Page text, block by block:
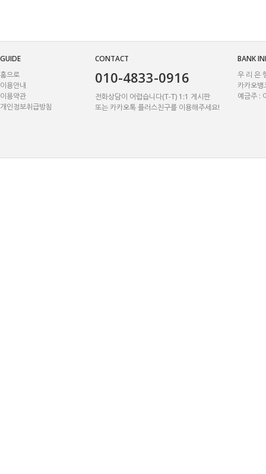
GUIDE
홈으로
이용안내
이용약관
개인정보취급방침
CONTACT
010-4833-0916
전화상담이 어렵습니다(T-T) 1:1 게시판
또는 카카오톡 플러스친구를 이용해주세요!
BANK
우 리 은
카카오
예금주 :